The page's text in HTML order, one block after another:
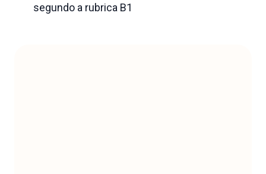
segundo a rubrica B1